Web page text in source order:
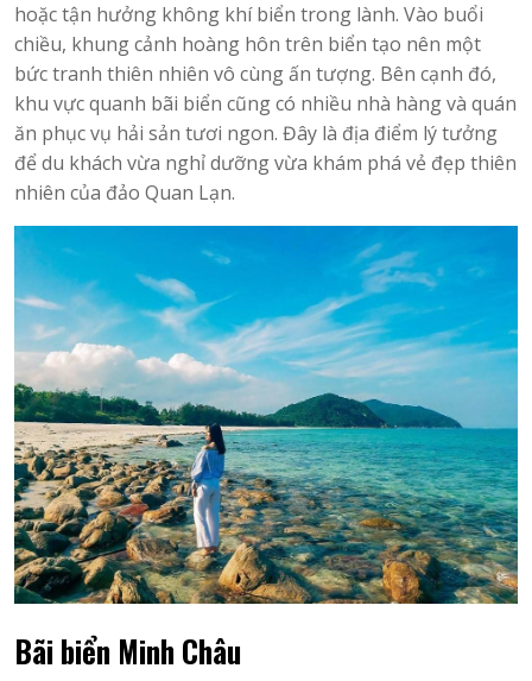
hoặc tận hưởng không khí biển trong lành. Vào buổi
chiều, khung cảnh hoàng hôn trên biển tạo nên một
bức tranh thiên nhiên vô cùng ấn tượng. Bên cạnh đó,
khu vực quanh bãi biển cũng có nhiều nhà hàng và quán
ăn phục vụ hải sản tươi ngon. Đây là địa điểm lý tưởng
để du khách vừa nghỉ dưỡng vừa khám phá vẻ đẹp thiên
nhiên của đảo Quan Lạn.
Bãi biển Minh Châu